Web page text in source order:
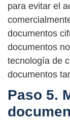
para evitar el
documentos
documentos
tecnología de
documentos
Paso 5.